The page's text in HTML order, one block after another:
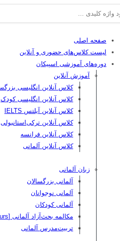
صفحه اصلی
لیست کلاس‌های حضوری و آنلاین
دوره‌های آموزشی اسپیکان
آموزش آنلاین
کلاس آنلاین انگلیسی
کلاس آنلاین انگلیسی کودک
کلاس آنلاین آیلتس IELTS
کلاس آنلاین ترکی‌استانبولی
کلاس آنلاین فرانسه
کلاس آنلاین آلمانی
زبان آلمانی
آلمانی بزرگسالان
آلمانی نوجوانان
آلمانی کودکان
مکالمه بحث‌آزاد آلمانی [K-Kurs]
تربیت‌مدرس آلمانی